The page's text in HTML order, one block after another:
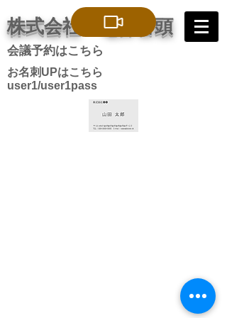
株式会社 電算番頭
会議予約はこちら
お名刺UPはこちら
user1/user1pass